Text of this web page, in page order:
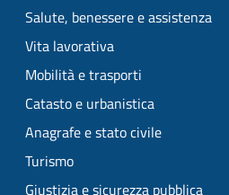
Salute, benessere e assistenza
Vita lavorativa
Mobilità e trasporti
Catasto e urbanistica
Anagrafe e stato civile
Turismo
Giustizia e sicurezza pubblica